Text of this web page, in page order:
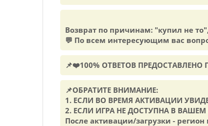
Возврат по причинам: "купил не
💬 По всем интересующим вас
📌❤️100% ОТВЕТОВ
📌ОБРАТИТЕ ВНИМАНИЕ:
1. ЕСЛИ ВО ВРЕМЯ АКТИВАЦИИ
2. ЕСЛИ ИГРА НЕ ДОСТУПНА В ВАШЕМ
После активации/загрузки -